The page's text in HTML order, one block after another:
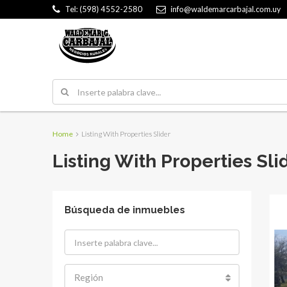
Tel: (598) 4552-2580 info@waldemarcarbajal.com.uy
Home Listing With Properties Slider
Listing With Properties
Búsqueda de inmuebles
Región